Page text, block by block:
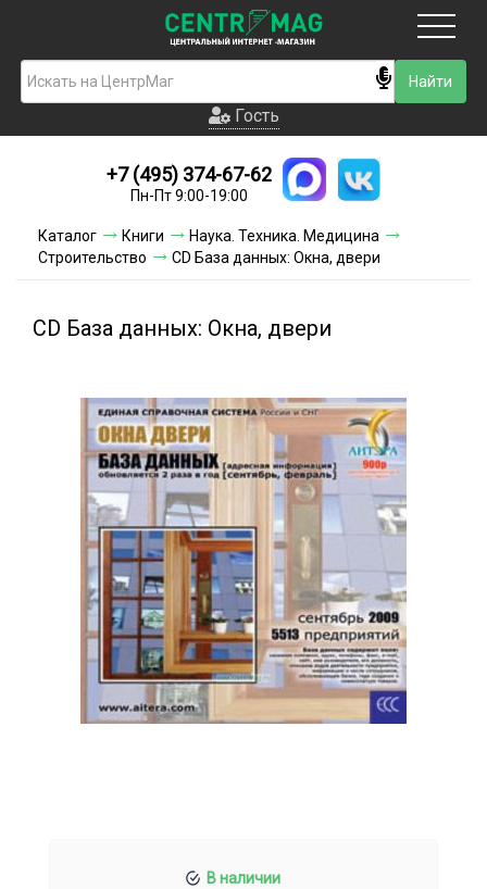
Гость
Новинки
Условия доставки
Контакты
Гость
+7 (495) 374-67-62
Пн-Пт 9:00-19:00
Каталог Книги
Наука. Техника. Медицина
Строительство
CD База данных: Окна, двери
CD База данных: Окна, двери
В наличии